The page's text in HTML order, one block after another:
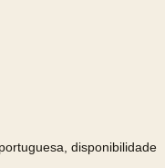
disponibilidade